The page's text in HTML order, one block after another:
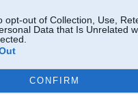
opt-out of Collection, Use,
Data that Is Unrelated
CONFIRM
& Cayman &
23. Jul 2025, 07:57